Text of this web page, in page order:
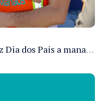
Renato Junior deseja feliz Dia dos Pais a manauaras e detalha preparo dos cemitérios municipais